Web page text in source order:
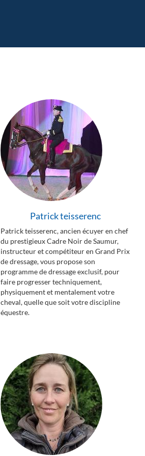
Patrick teisserenc
Patrick teisserenc, ancien écuyer en chef
du prestigieux Cadre Noir de Saumur,
instructeur et compétiteur en Grand Prix
de dressage, vous propose son
programme de dressage exclusif, pour
faire progresser techniquement,
physiquement et mentalement votre
cheval, quelle que soit votre discipline
équestre.